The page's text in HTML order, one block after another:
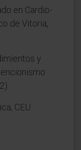
en Cardio-
de Vitoria,
y
CEU